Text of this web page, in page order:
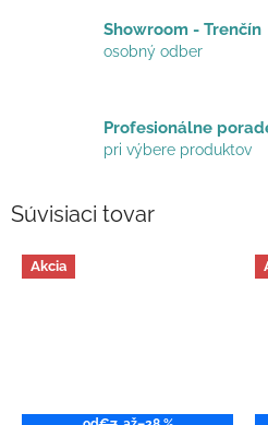
Showroom - Trenčín
osobný odber
Profesionálne
pri výbere produktov
Súvisiaci tovar
Akcia